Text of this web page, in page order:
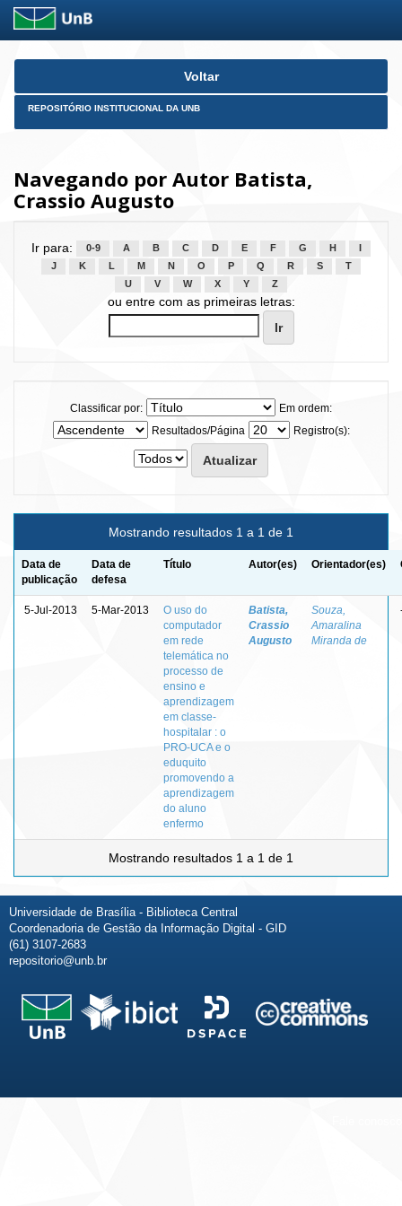
Skip
Voltar
REPOSITÓRIO INSTITUCIONAL DA UNB
Navegando por Autor Batista,
Crassio Augusto
Ir para: 0-9 A B C D E F G H
J
K L M N O P Q R S
T
U
V W X Y Z
ou entre com as primeiras letras:
Classificar por:
Em ordem:
Resultados/Página
Registro(s):
Mostrando resultados 1 a 1 de 1
Data de
publicação
Data de
defesa
Título Autor(es) Orientador(es)
5-Jul-2013 5-Mar-2013
O uso do
computador
em rede
telemática no
processo de
ensino e
aprendizagem
em classe-
hospitalar : o
PRO-UCA e o
eduquito
promovendo a
aprendizagem
do aluno
enfermo
Batista,
Crassio
Augusto
Souza,
Amaralina
Miranda de
Mostrando resultados 1 a 1 de 1
Universidade de Brasília - Biblioteca Central
Coordenadoria de Gestão da Informação Digital - GID
(61) 3107-2683
repositorio@unb.br